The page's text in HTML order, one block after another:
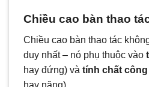
Chiều cao bàn thao
Chiều cao bàn thao tác
duy nhất – nó phụ thuộc vào
hay đứng) và tính chất
hay nặng).